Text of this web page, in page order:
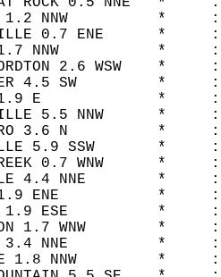
1.2 NNW          *
0.7 ENE      *
1.7 NNW           *
2.6 WSW
4.5 SW         *
1.9 E             *
5.5 NNW      *
3.6 N          *
5.9 SSW       *
CREEK 0.7 WNW      *
4.4 NNE        *
1.9 ENE           *
1.9 ESE          *
1.7 WNW        *
3.4 NNE          *
1.8 NNW         *